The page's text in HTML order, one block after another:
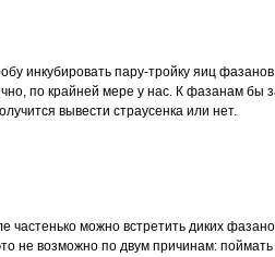
инкубировать пару-тройку яиц
по крайней мере у нас. К фазанам бы
вывести страусенка или нет.
частенько можно встретить диких
не возможно по двум причинам: